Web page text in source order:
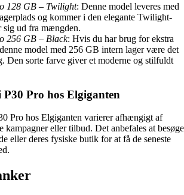
128 GB – Twilight: Denne model leveres med
og kommer i den elegante Twilight-
sig ud fra mængden.
256 GB – Black: Hvis du har brug for ekstra
model med 256 GB intern lager være det
Den sorte farve giver et moderne og stilfuldt
Pro hos Elgiganten
Pro hos Elgiganten varierer afhængigt af
kampagner eller tilbud. Det anbefales at besøge
eller deres fysiske butik for at få de seneste